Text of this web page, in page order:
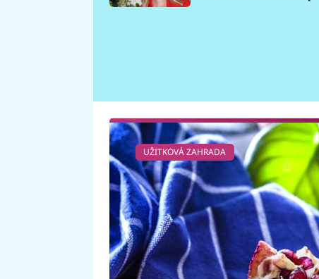
UŽITKOVÁ ZAHRADA